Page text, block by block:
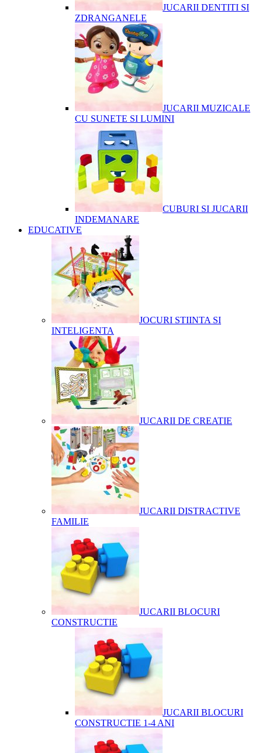
JUCARII DENTITI SI
ZDRANGANELE
JUCARII MUZICALE
CU SUNETE SI LUMINI
CUBURI SI JUCARII
INDEMANARE
EDUCATIVE
JOCURI STIINTA SI
INTELIGENTA
JUCARII DE CREATIE
JUCARII DISTRACTIVE
FAMILIE
JUCARII BLOCURI
CONSTRUCTIE
JUCARII BLOCURI
CONSTRUCTIE 1-4 ANI